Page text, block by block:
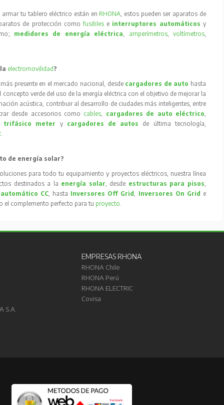
tu tablero eléctrico están en RHONA, estos pueden ser aparatos de
de protección comofusibles e interruptores automáticos y
medidores de energía eléctrica, amperímetros, voltímetros,
electromovilidad ?
presente en el mercado nacional, desde cargadores de auto hasta
verde del uso de la energía eléctrica con el objetivo de mejorar la
acústica, contribuir al desarrollo de ciudades más inteligentes, entre
desde accesorios como cables, cargadores de auto eléctrico,
trifásico meter
y cargadores de autos
de última tecnología,
.
de energía solar?
para todo tu equipamiento y proyectos eléctricos, nuestra línea
destinados a la energía solar, desde estructuras para pisos,
CC, hasta Inversores Off Grid, Inversores On Grid e
el complemento perfecto para tu proyecto.
S.A.
EMPRESAS RHONA
RHONA Chile
RHONA Perú
RHONA ELECTRIC
Covisa